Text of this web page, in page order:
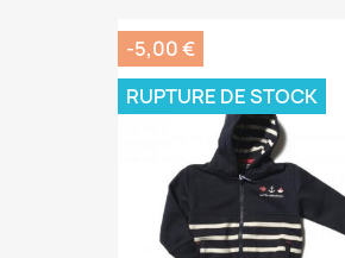
-5,00 €
RUPTURE DE STOCK